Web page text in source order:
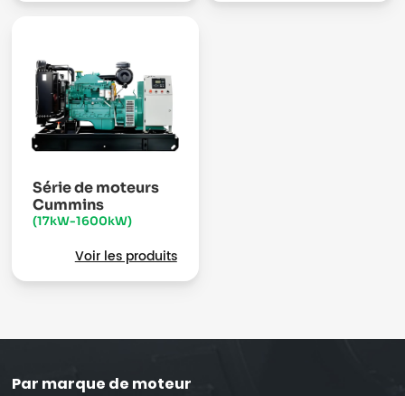
Série de moteurs
Cummins
(17kW-1600kW)
Voir les produits
Par marque de moteur